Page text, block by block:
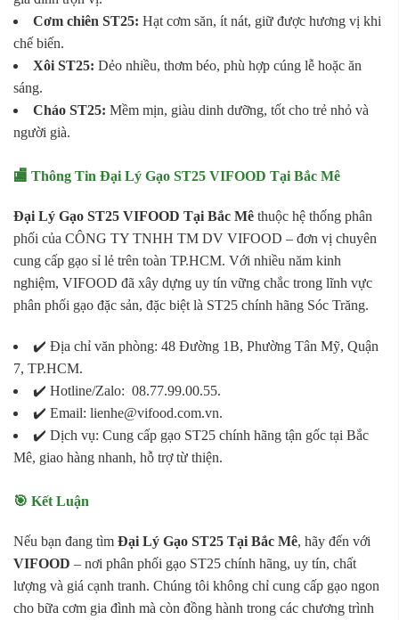
Cơm chiên ST25: Hạt cơm săn, ít nát, giữ được hương vị khi
chế biến.
Xôi ST25: Dẻo nhiều, thơm béo, phù hợp cúng lễ hoặc ăn
sáng.
Cháo ST25: Mềm mịn, giàu dinh dưỡng, tốt cho trẻ nhỏ và
người già.
🏬 Thông Tin Đại Lý Gạo ST25 VIFOOD Tại Bắc Mê
Đại Lý Gạo ST25 VIFOOD Tại Bắc Mê thuộc hệ thống phân
phối của CÔNG TY TNHH TM DV VIFOOD – đơn vị chuyên
cung cấp gạo sỉ lẻ trên toàn TP.HCM. Với nhiều năm kinh
nghiệm, VIFOOD đã xây dựng uy tín vững chắc trong lĩnh vực
phân phối gạo đặc sản, đặc biệt là ST25 chính hãng Sóc Trăng.
✔️ Địa chỉ văn phòng: 48 Đường 1B, Phường Tân Mỹ, Quận
7, TP.HCM.
✔️ Hotline/Zalo: 08.77.99.00.55.
✔️ Email: lienhe@vifood.com.vn.
✔️ Dịch vụ: Cung cấp gạo ST25 chính hãng tận gốc tại Bắc
Mê, giao hàng nhanh, hỗ trợ từ thiện.
🎯 Kết Luận
Nếu bạn đang tìm Đại Lý Gạo ST25 Tại Bắc Mê, hãy đến với
VIFOOD – nơi phân phối gạo ST25 chính hãng, uy tín, chất
lượng và giá cạnh tranh. Chúng tôi không chỉ cung cấp gạo ngon
cho bữa cơm gia đình mà còn đồng hành trong các chương trình